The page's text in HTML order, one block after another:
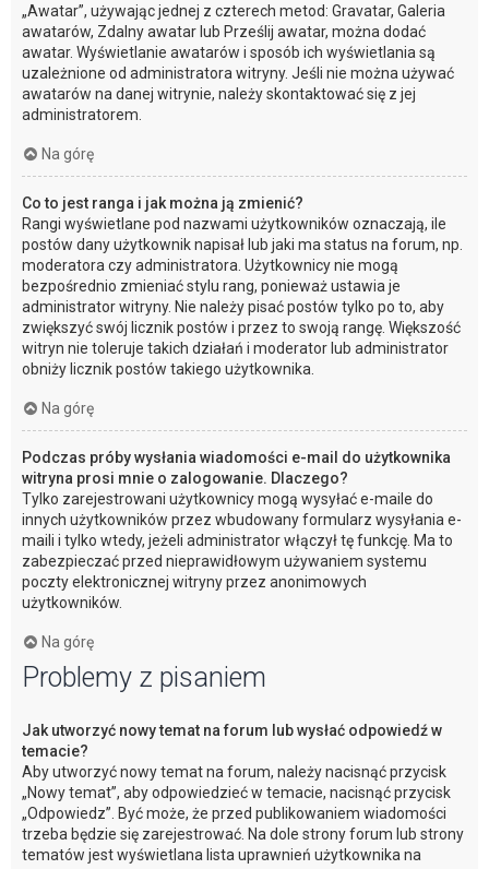
„Awatar”, używając jednej z czterech metod: Gravatar, Galeria
awatarów, Zdalny awatar lub Prześlij awatar, można dodać
awatar. Wyświetlanie awatarów i sposób ich wyświetlania są
uzależnione od administratora witryny. Jeśli nie można używać
awatarów na danej witrynie, należy skontaktować się z jej
administratorem.
Na górę
Co to jest ranga i jak można ją zmienić?
Rangi wyświetlane pod nazwami użytkowników oznaczają, ile
postów dany użytkownik napisał lub jaki ma status na forum, np.
moderatora czy administratora. Użytkownicy nie mogą
bezpośrednio zmieniać stylu rang, ponieważ ustawia je
administrator witryny. Nie należy pisać postów tylko po to, aby
zwiększyć swój licznik postów i przez to swoją rangę. Większość
witryn nie toleruje takich działań i moderator lub administrator
obniży licznik postów takiego użytkownika.
Na górę
Podczas próby wysłania wiadomości e-mail do użytkownika
witryna prosi mnie o zalogowanie. Dlaczego?
Tylko zarejestrowani użytkownicy mogą wysyłać e-maile do
innych użytkowników przez wbudowany formularz wysyłania e-
maili i tylko wtedy, jeżeli administrator włączył tę funkcję. Ma to
zabezpieczać przed nieprawidłowym używaniem systemu
poczty elektronicznej witryny przez anonimowych
użytkowników.
Na górę
Problemy z pisaniem
Jak utworzyć nowy temat na forum lub wysłać odpowiedź w
temacie?
Aby utworzyć nowy temat na forum, należy nacisnąć przycisk
„Nowy temat”, aby odpowiedzieć w temacie, nacisnąć przycisk
„Odpowiedz”. Być może, że przed publikowaniem wiadomości
trzeba będzie się zarejestrować. Na dole strony forum lub strony
tematów jest wyświetlana lista uprawnień użytkownika na